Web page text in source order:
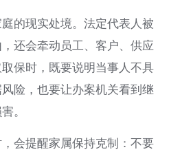
的现实处境。法定代表人被
还会牵动员工、客户、供应
保时，既要说明当事人不具
险，也要让办案机关看到继
。
会提醒家属保持克制：不要